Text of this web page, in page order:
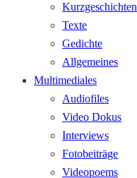
Kurzgeschichten
Texte
Gedichte
Allgemeines
Multimediales
Audiofiles
Video Dokus
Interviews
Fotobeiträge
Videopoems